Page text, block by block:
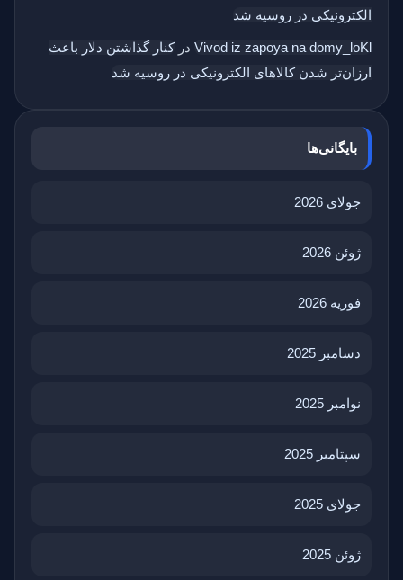
الکترونیکی در روسیه شد
Vivod iz zapoya na domy_loKl درکنار گذاشتن دلار باعث
ارزان‌تر شدن کالاهای الکترونیکی در روسیه شد
بایگانی‌ها
جولای 2026
ژوئن 2026
فوریه 2026
دسامبر 2025
نوامبر 2025
سپتامبر 2025
جولای 2025
ژوئن 2025